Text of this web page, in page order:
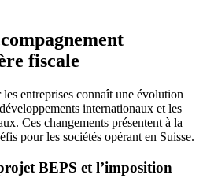
fiscale
entreprises connaît une évolution
internationaux et les
Ces changements présentent à la
pour les sociétés opérant en Suisse.
BEPS et l’imposition